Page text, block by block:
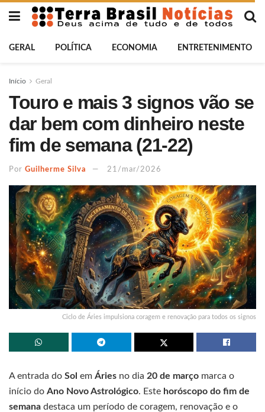
GERAL POLÍTICA ECONOMIA ENTRETENIMENTO
Início Geral
Touro e mais 3 signos vão se
dar bem com dinheiro neste
fim de semana (21-22)
Por Guilherme Silva 21/mar/2026
Ciclo de Áries impulsiona coragem e renovação para todos os signos
A entrada do Sol em Áries no dia 20 de março marca o
início do Ano Novo Astrológico. Este horóscopo do fim de
semana destaca um período de coragem, renovação e o